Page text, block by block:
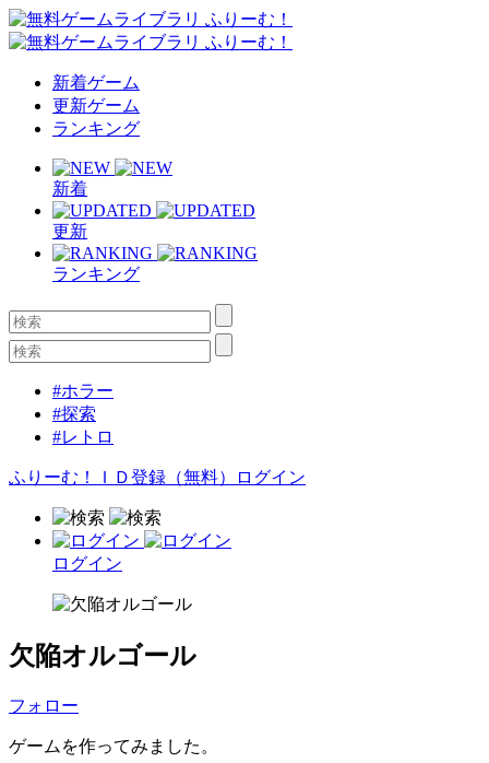
新着ゲーム
更新ゲーム
ランキング
新着
更新
ランキング
#ホラー
#探索
#レトロ
ふりーむ！ＩＤ登録（無料） ログイン
ログイン
欠陥オルゴール
フォロー
ゲームを作ってみました。